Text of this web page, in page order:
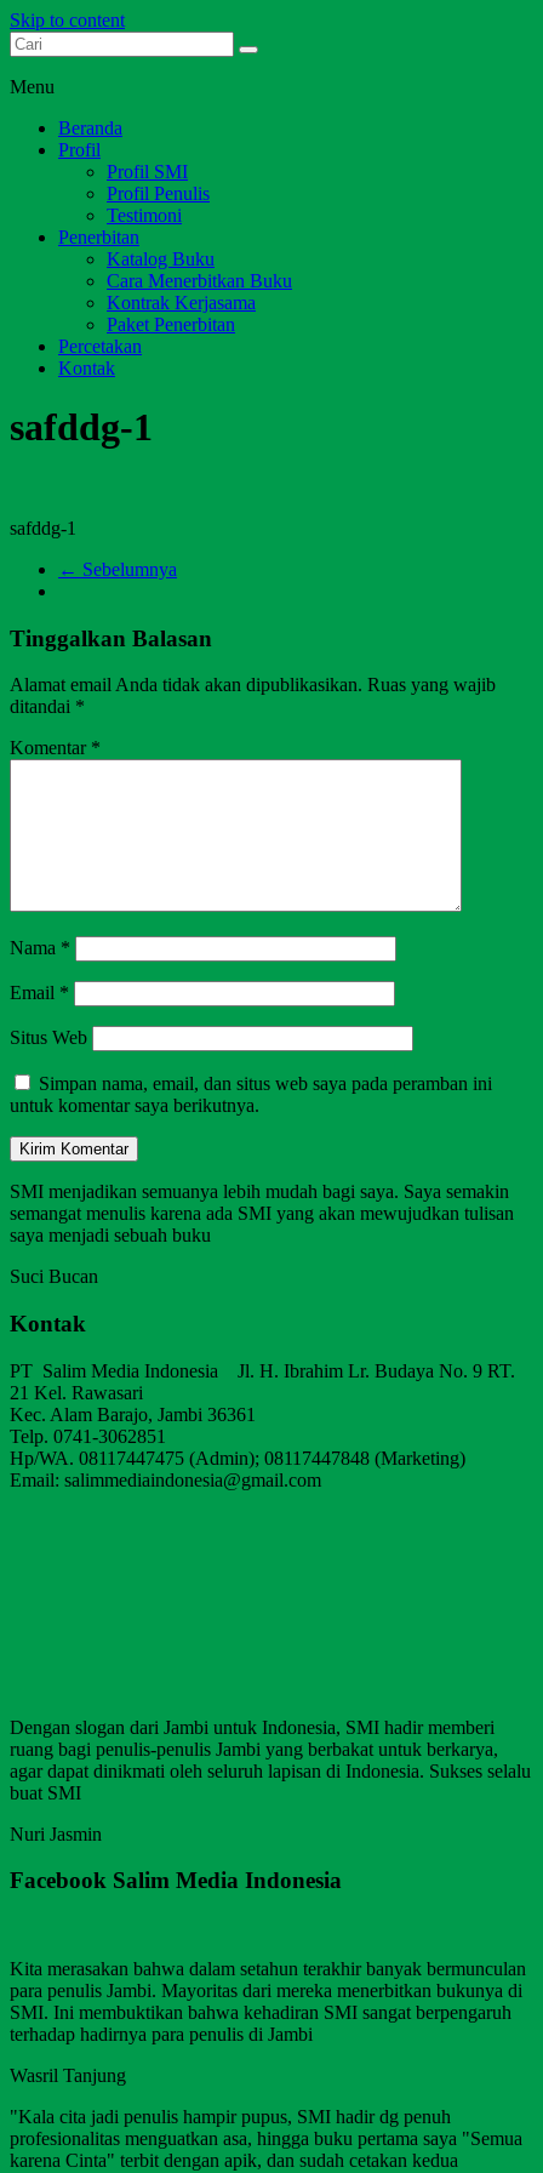
Skip to content
Dari Jambi untuk Indonesia
Menu
Beranda
Profil
Profil SMI
Profil Penulis
Testimoni
Penerbitan
Katalog Buku
Cara Menerbitkan Buku
Kontrak Kerjasama
Paket Penerbitan
Percetakan
Kontak
safddg-1
safddg-1
← Sebelumnya
Tinggalkan Balasan
Alamat email Anda tidak akan dipublikasikan. Ruas yang wajib
ditandai *
Komentar *
Nama *
Email *
Situs Web
Simpan nama, email, dan situs web saya pada peramban ini
untuk komentar saya berikutnya.
SMI menjadikan semuanya lebih mudah bagi saya. Saya semakin
semangat menulis karena ada SMI yang akan mewujudkan tulisan
saya menjadi sebuah buku
Suci Bucan
Kontak
PT Salim Media Indonesia Jl. H. Ibrahim Lr. Budaya No. 9 RT.
21 Kel. Rawasari
Kec. Alam Barajo, Jambi 36361
Telp. 0741-3062851
Hp/WA. 08117447475 (Admin); 08117447848 (Marketing)
Email: salimmediaindonesia@gmail.com
Dengan slogan dari Jambi untuk Indonesia, SMI hadir memberi
ruang bagi penulis-penulis Jambi yang berbakat untuk berkarya,
agar dapat dinikmati oleh seluruh lapisan di Indonesia. Sukses selalu
buat SMI
Nuri Jasmin
Facebook Salim Media Indonesia
Kita merasakan bahwa dalam setahun terakhir banyak bermunculan
para penulis Jambi. Mayoritas dari mereka menerbitkan bukunya di
SMI. Ini membuktikan bahwa kehadiran SMI sangat berpengaruh
terhadap hadirnya para penulis di Jambi
Wasril Tanjung
"Kala cita jadi penulis hampir pupus, SMI hadir dg penuh
profesionalitas menguatkan asa, hingga buku pertama saya "Semua
karena Cinta" terbit dengan apik, dan sudah cetakan kedua